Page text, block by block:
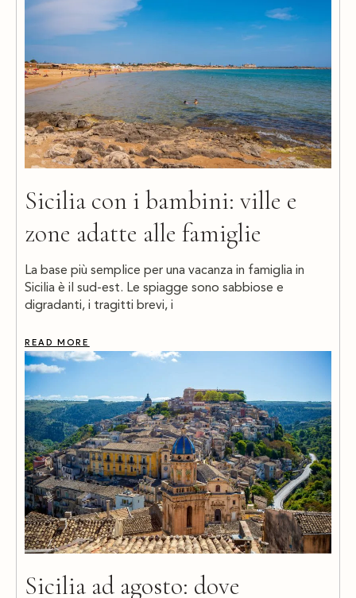
Sicilia con i bambini: ville e
zone adatte alle famiglie
La base più semplice per una vacanza in famiglia in
Sicilia è il sud-est. Le spiagge sono sabbiose e
digradanti, i tragitti brevi, i
READ MORE
Sicilia ad agosto: dove